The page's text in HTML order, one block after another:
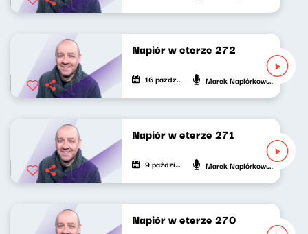
Napiór w eterze 272
16 października 2025 Marek Napiórkowski
Napiór w eterze 271
9 października 2025 Marek Napiórkowski
Napiór w eterze 270